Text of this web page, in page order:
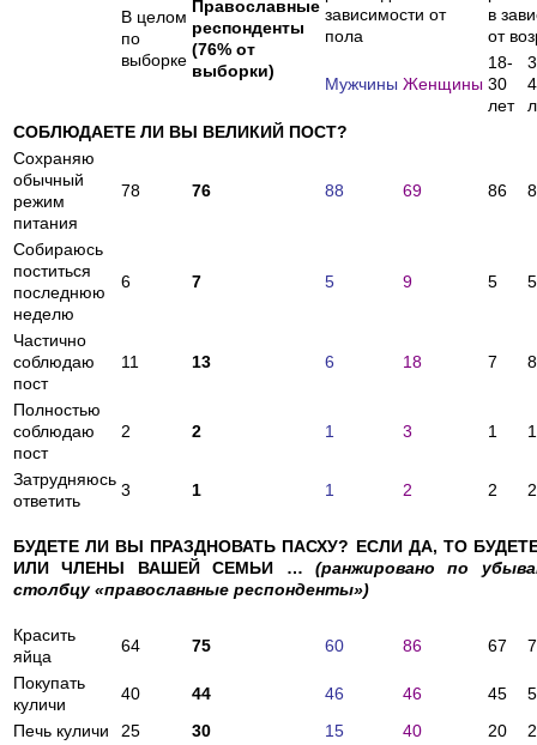
В целом
по
выборке
Православные
респонденты
(76% от
выборки)
зависимости от
пола
в
от
Мужчины Женщины
18-
30
лет
СОБЛЮДАЕТЕ ЛИ ВЫ ВЕЛИКИЙ ПОСТ?
Сохраняю
обычный
режим
питания
78 76 88 69 86
Собираюсь
поститься
последнюю
неделю
6 7 5 9 5 5
Частично
соблюдаю
пост
11 13 6 18 7 8
Полностью
соблюдаю
пост
2 2 1 3 1 1
Затрудняюсь
ответить
3 1 1 2 2 2
БУДЕТЕ ЛИ ВЫ ПРАЗДНОВАТЬ ПАСХУ? ЕСЛИ ДА, ТО
ИЛИ ЧЛЕНЫ ВАШЕЙ СЕМЬИ … (ранжировано по
столбцу «православные респонденты»)
Красить
яйца
64 75 60 86 67
Покупать
куличи
40 44 46 46 45
Печь куличи
25 30 15 40 20